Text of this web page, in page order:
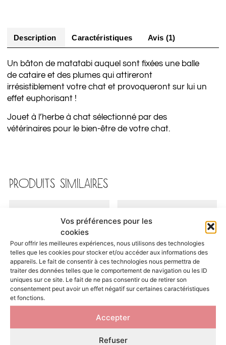
Vos préférences pour les
cookies
Pour offrir les meilleures expériences, nous utilisons des technologies
telles que les cookies pour stocker et/ou accéder aux informations des
appareils. Le fait de consentir à ces technologies nous permettra de
traiter des données telles que le comportement de navigation ou les ID
uniques sur ce site. Le fait de ne pas consentir ou de retirer son
consentement peut avoir un effet négatif sur certaines caractéristiques
et fonctions.
Accepter
Refuser
Description Caractéristiques Avis (1)
Un bâton de matatabi auquel sont fixées une balle
de cataire et des plumes qui attireront
irrésistiblement votre chat et provoqueront sur lui un
effet euphorisant !
Jouet à l’herbe à chat sélectionné par des
vétérinaires pour le bien-être de votre chat.
PRODUITS SIMILAIRES
4,99€
avec grelots & matatabi
6,50€